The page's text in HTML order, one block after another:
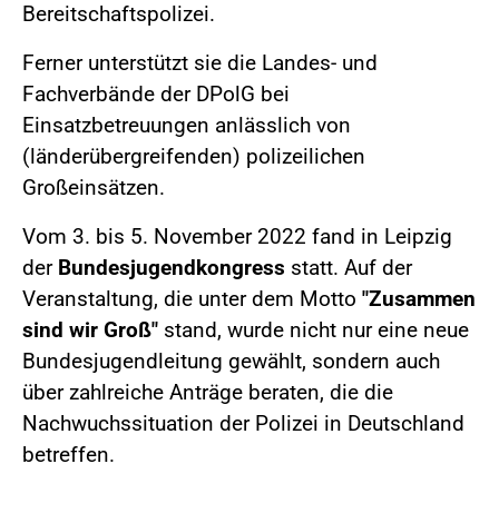
Bereitschaftspolizei.
Ferner unterstützt sie die Landes- und
Fachverbände der DPolG bei
Einsatzbetreuungen anlässlich von
(länderübergreifenden) polizeilichen
Großeinsätzen.
Vom 3. bis 5. November 2022 fand in Leipzig
der Bundesjugendkongress statt. Auf der
Veranstaltung, die unter dem Motto "Zusammen
sind wir Groß" stand, wurde nicht nur eine neue
Bundesjugendleitung gewählt, sondern auch
über zahlreiche Anträge beraten, die die
Nachwuchssituation der Polizei in Deutschland
betreffen.